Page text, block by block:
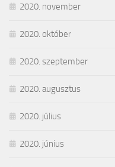
2020. november
2020. október
2020. szeptember
2020. augusztus
2020. július
2020. június